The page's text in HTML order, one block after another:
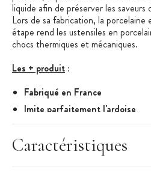
liquide afin de préserver les saveurs
Lors de sa fabrication, la
étape rend les ustensiles en
chocs thermiques et mécaniques.
Les + produit :
Fabriqué en France
Imite parfaitement l'ardoise
Ne s'effrite pas et ne se raye
Basalt: Cette collection comprend
et des bols pour une présentation
Caractéristiques